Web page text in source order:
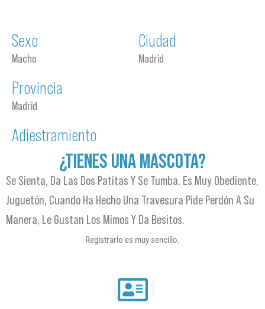
Sexo
Macho
Ciudad
Madrid
Provincia
Madrid
Adiestramiento
¿TIENES UNA MASCOTA?
Se Sienta, Da Las Dos Patitas Y Se Tumba. Es Muy Obediente,
Juguetón, Cuando Ha Hecho Una Travesura Pide Perdón A Su
Manera, Le Gustan Los Mimos Y Da Besitos.
Registrarlo es muy sencillo.